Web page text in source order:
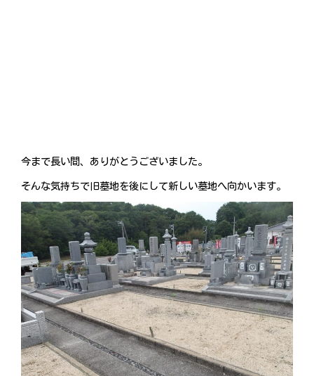
今まで長い間、ありがとうございました。
そんな気持ちで旧墓地を後にして新しい墓地へ向かいます。